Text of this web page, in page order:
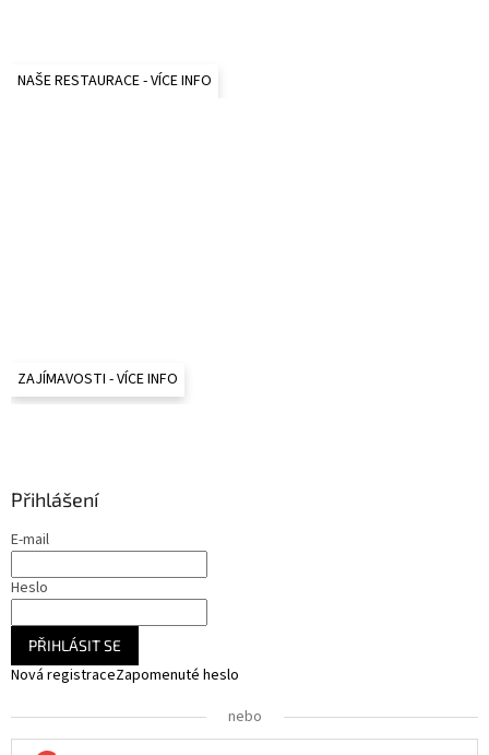
NAŠE RESTAURACE - VÍCE INFO
ZAJÍMAVOSTI - VÍCE INFO
Přihlášení
E-mail
Heslo
PŘIHLÁSIT SE
Nová registraceZapomenuté heslo
nebo